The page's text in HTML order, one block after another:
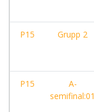
P15 Grupp 2
P15
A-
semifinal:01